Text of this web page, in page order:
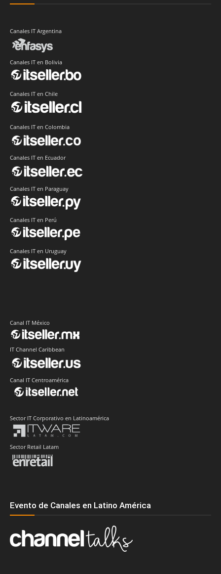
Canales IT Argentina
Canales IT en Bolivia
Canales IT en Chile
Canales IT en Colombia
Canales IT en Ecuador
Canales IT en Paraguay
Canales IT en Perú
Canales IT en Uruguay
Canal IT México
IT Channel Caribbean
Canal IT Centroamérica
Sector IT Corporativo en Latinoamérica
Sector Retail Latam
Evento de Canales en Latino América